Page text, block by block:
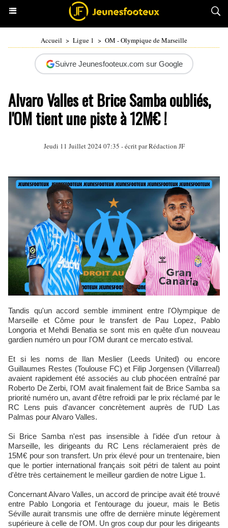
Accueil > Ligue 1 > OM - Olympique de Marseille
Suivre Jeunesfooteux.com sur Google
Alvaro Valles et Brice Samba oubliés,
l'OM tient une piste à 12M€ !
Jeudi 11 Juillet 2024 07:35 - écrit par Rédaction JF
Tandis qu'un accord semble imminent entre l'Olympique de
Marseille et Côme pour le transfert de Pau Lopez, Pablo
Longoria et Mehdi Benatia se sont mis en quête d'un nouveau
gardien numéro un pour l'OM durant ce mercato estival.
Et si les noms de Ilan Meslier (Leeds United) ou encore
Guillaumes Restes (Toulouse FC) et Filip Jorgensen (Villarreal)
avaient rapidement été associés au club phocéen entraîné par
Roberto De Zerbi, l'OM avait finalement fait de Brice Samba sa
priorité numéro un, avant d'être refroidi par le prix réclamé par le
RC Lens puis d'avancer concrètement auprès de l'UD Las
Palmas pour Alvaro Valles.
Si Brice Samba n'est pas insensible à l'idée d'un retour à
Marseille, les dirigeants du RC Lens réclameraient près de
15M€ pour son transfert. Un prix élevé pour un trentenaire, bien
que le portier international français soit pétri de talent au point
d'être très certainement le meilleur gardien de notre Ligue 1.
Concernant Alvaro Valles, un accord de principe avait été trouvé
entre Pablo Longoria et l'entourage du joueur, mais le Betis
Séville aurait transmis une offre de dernière minute légèrement
supérieure à celle de l'OM. Un gros coup dur pour les dirigeants